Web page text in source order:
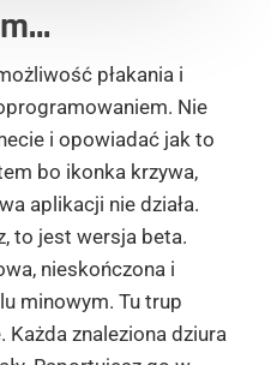
płakania i
Nie
i opowiadać jak to
bo ikonka krzywa,
aplikacji nie działa.
to jest wersja beta.
nieskończona i
minowym. Tu trup
znaleziona dziura